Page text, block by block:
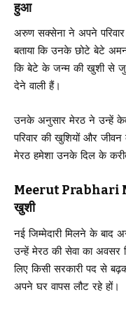
हुआ
अरुण सक्सेना ने अपने
बताया कि उनके छोटे बेटे
कि बेटे के जन्म की खुशी से
देने वाली हैं।
उनके अनुसार मेरठ ने उन्हें
परिवार की खुशियों और
मेरठ हमेशा उनके दिल के
Meerut Prabhari
खुशी
नई जिम्मेदारी मिलने के बाद
उन्हें मेरठ की सेवा का अवसर
लिए किसी सरकारी पद से
अपने घर वापस लौट रहे हों।